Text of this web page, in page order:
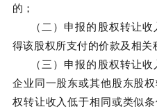
的；
（二）申报的股权转让
得该股权所支付的价款及相关
（三）申报的股权转让
企业同一股东或其他股东股
权转让收入低于相同或类似